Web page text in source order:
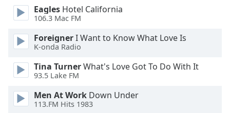
dialog
window.
cancel
and
close
window.
Eagles Hotel California
106.3 Mac FM
ForeignerI Want to Know What Love Is
K-onda Radio
Tina TurnerWhat's Love Got To Do With It
93.5 Lake FM
Men At Work Down Under
113.FM Hits 1983